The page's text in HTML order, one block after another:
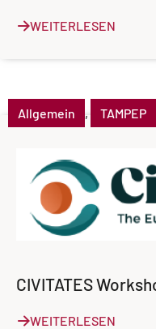
WEITERLESEN
Allgemein , TAMPEP
CIVITATES
WEITERLESEN